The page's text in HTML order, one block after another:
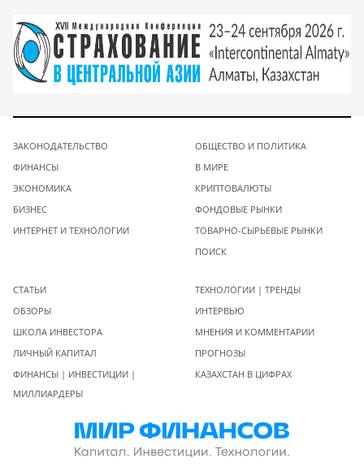
ЗАКОНОДАТЕЛЬСТВО
ФИНАНСЫ
ЭКОНОМИКА
БИЗНЕС
ИНТЕРНЕТ И ТЕХНОЛОГИИ
ОБЩЕСТВО И ПОЛИТИКА
В МИРЕ
КРИПТОВАЛЮТЫ
ФОНДОВЫЕ РЫНКИ
ТОВАРНО-СЫРЬЕВЫЕ РЫНКИ
ПОИСК
СТАТЬИ
ОБЗОРЫ
ШКОЛА ИНВЕСТОРА
ЛИЧНЫЙ КАПИТАЛ
ФИНАНСЫ | ИНВЕСТИЦИИ |
МИЛЛИАРДЕРЫ
ТЕХНОЛОГИИ | ТРЕНДЫ
ИНТЕРВЬЮ
МНЕНИЯ И КОММЕНТАРИИ
ПРОГНОЗЫ
КАЗАХСТАН В ЦИФРАХ